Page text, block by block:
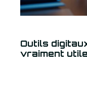
Outils
vraiment